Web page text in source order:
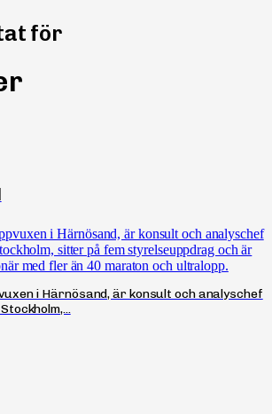
för
i Härnösand, är konsult och analyschef